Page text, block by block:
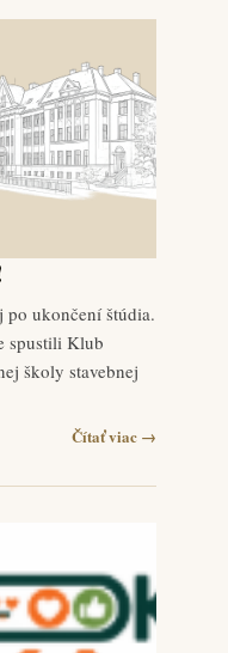
po ukončení štúdia.
spustili Klub
školy stavebnej
Čítať viac →